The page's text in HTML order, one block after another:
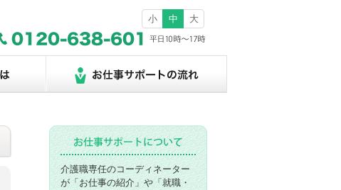
小 中 大
介護職専任のコーディネーター
が「お仕事の紹介」や「就職・